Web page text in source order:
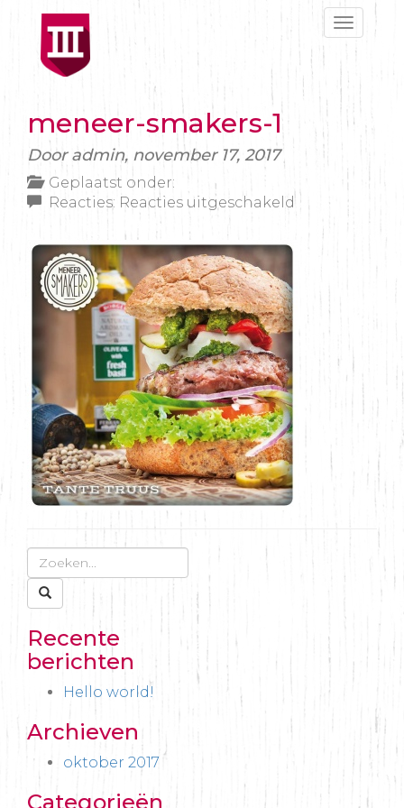
Toggle
meneer-smakers-1
Door admin, november 17, 2017
Geplaatst onder:
Reacties: Reacties uitgeschakeldvoor
meneer-
Recente
berichten
Hello world!
Archieven
oktober 2017
Categorieën